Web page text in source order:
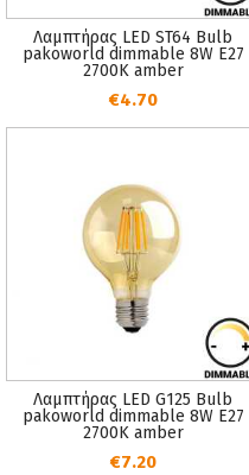
Λαμπτήρας LED ST64 Bulb
pakoworld dimmable 8W E27
2700K amber
€4.70
Λαμπτήρας LED G125 Bulb
pakoworld dimmable 8W E27
2700K amber
€7.20